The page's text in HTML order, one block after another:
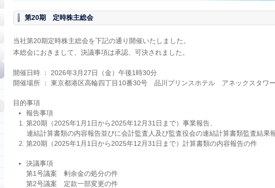
第20期 定時株主総会
当社第20期定時株主総会を下記の通り開催いたしました。
本総会におきまして、決議事項は承認、可決されました。
開催日時 ： 2026年3月27日（金）午後1時30分
開催場所 ： 東京都港区高輪四丁目10番30号 品川プリンスホテル アネックスタワ
目的事項
報告事項
第20期（2025年1月1日から2025年12月31日まで）事業報告、
連結計算書類の内容報告並びに会計監査人及び監査役会の連結計算書類監査結果
第20期（2025年1月1日から2025年12月31日まで） 計算書類の内容報告の件
決議事項
第1号議案 剰余金の処分の件
第2号議案 定款一部変更の件